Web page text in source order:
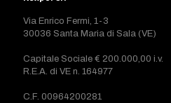
Via Enrico Fermi, 1-3
30036 Santa Maria di Sala (VE)
Capitale Sociale € 200.000,00 i.v.
R.E.A. di VE n. 164977
C.F. 00964200281